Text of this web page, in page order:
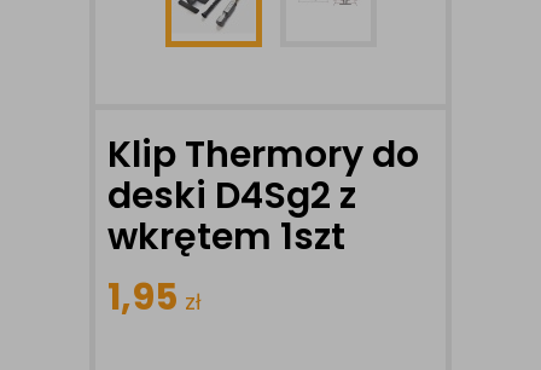
Klip Thermory do
deski D4Sg2 z
wkrętem 1szt
1,95 zł